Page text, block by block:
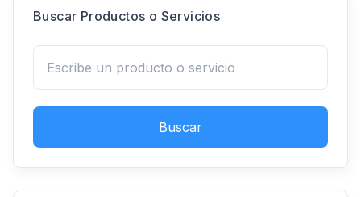
Buscar Productos o Servicios
Buscar